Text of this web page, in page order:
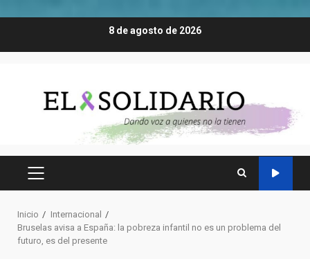
8 de agosto de 2026
MENÚ
Inicio
Internacional
Bruselas avisa a España: la pobreza infantil no es un problema del
futuro, es del presente